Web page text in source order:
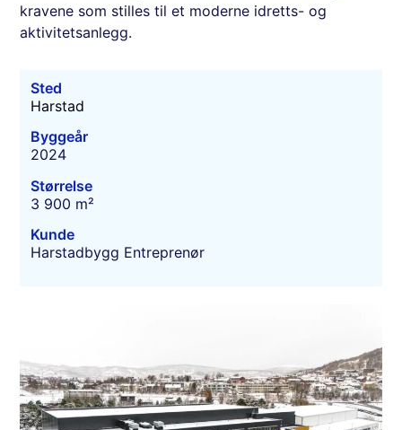
kravene som stilles til et moderne idretts- og
aktivitetsanlegg.
Sted
Harstad
Byggeår
2024
Størrelse
3 900 m²
Kunde
Harstadbygg Entreprenør